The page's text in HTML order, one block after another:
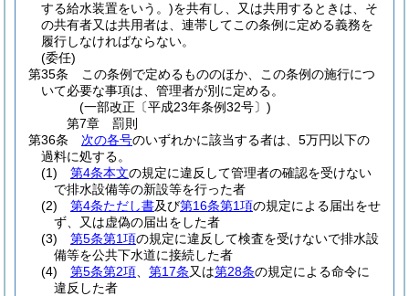
する給水装置をいう。)を共有し、又は共用するときは、そ
の共有者又は共用者は、連帯してこの条例に定める義務を
履行しなければならない。
(委任)
第35条
この条例で定めるもののほか、この条例の施行につ
いて必要な事項は、管理者が別に定める。
(一部改正〔平成23年条例32号〕)
第7章
罰則
第36条
次の各号のいずれかに該当する者は、5万円以下の
過料に処する。
(1)
第4条本文の規定に違反して管理者の確認を受けない
で排水設備等の新設等を行った者
(2)
第4条ただし書及び第16条第1項の規定による届出をせ
ず、又は虚偽の届出をした者
(3)
第5条第1項の規定に違反して検査を受けないで排水設
備等を公共下水道に接続した者
(4)
第5条第2項 第17条又は第28条の規定による命令に
違反した者